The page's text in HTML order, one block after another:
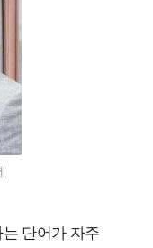
단어가 자주